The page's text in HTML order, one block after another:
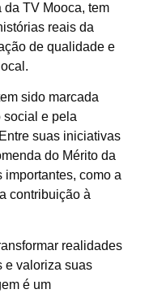
TV Mooca, tem
reais da
de qualidade e
sido marcada
social e pela
suas iniciativas
do Mérito da
importantes, como a
contribuição à
realidades
e valoriza suas
é um